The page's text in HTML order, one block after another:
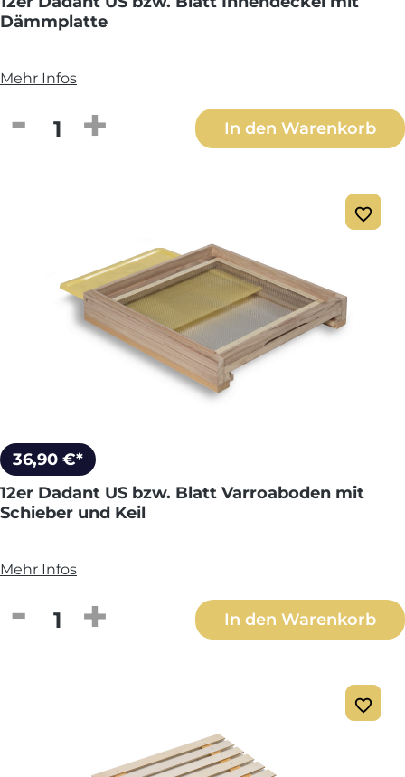
Dämmplatte
Mehr Infos
Produkt Anzahl: Gib den gewünschten
In den Warenkorb
36,90 €*
12er Dadant US bzw. Blatt Varroaboden mit
Schieber und Keil
Mehr Infos
Produkt Anzahl: Gib den gewünschten
In den Warenkorb